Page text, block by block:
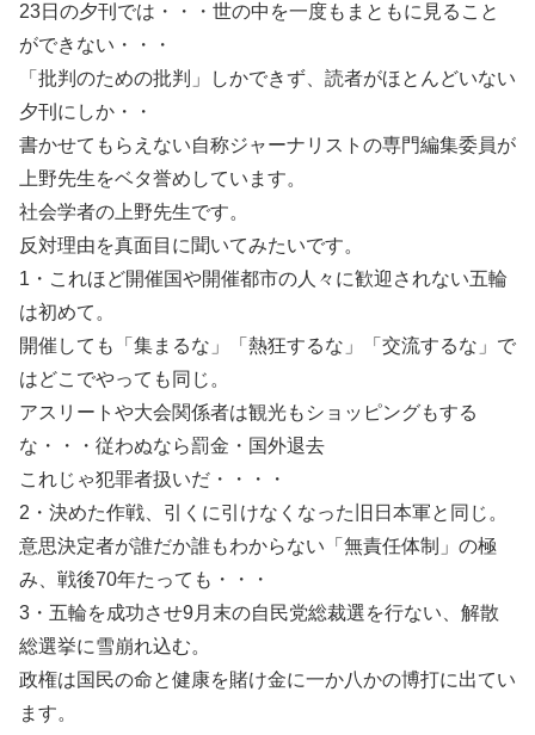
23日の夕刊では・・・世の中を一度もまともに見ること
ができない・・・
「批判のための批判」しかできず、読者がほとんどいない
夕刊にしか・・
書かせてもらえない自称ジャーナリストの専門編集委員が
上野先生をベタ誉めしています。
社会学者の上野先生です。
反対理由を真面目に聞いてみたいです。
1・これほど開催国や開催都市の人々に歓迎されない五輪
は初めて。
開催しても「集まるな」「熱狂するな」「交流するな」で
はどこでやっても同じ。
アスリートや大会関係者は観光もショッピングもする
な・・・従わぬなら罰金・国外退去
これじゃ犯罪者扱いだ・・・・
2・決めた作戦、引くに引けなくなった旧日本軍と同じ。
意思決定者が誰だか誰もわからない「無責任体制」の極
み、戦後70年たっても・・・
3・五輪を成功させ9月末の自民党総裁選を行ない、解散
総選挙に雪崩れ込む。
政権は国民の命と健康を賭け金に一か八かの博打に出てい
ます。